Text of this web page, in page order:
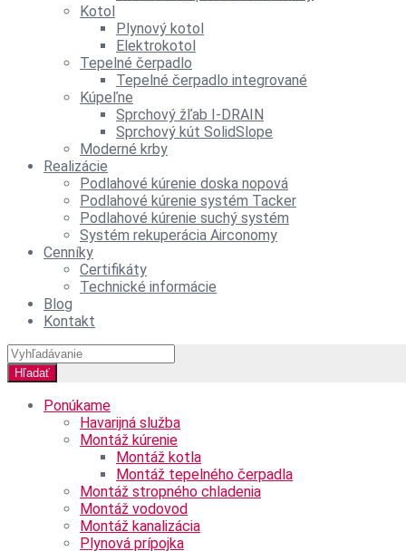
Kotol
Plynový kotol
Elektrokotol
Tepelné čerpadlo
Tepelné čerpadlo integrované
Kúpeľne
Sprchový žľab I-DRAIN
Sprchový kút SolidSlope
Moderné krby
Realizácie
Podlahové kúrenie doska nopová
Podlahové kúrenie systém Tacker
Podlahové kúrenie suchý systém
Systém rekuperácia Airconomy
Cenníky
Certifikáty
Technické informácie
Blog
Kontakt
Ponúkame
Havarijná služba
Montáž kúrenie
Montáž kotla
Montáž tepelného čerpadla
Montáž stropného chladenia
Montáž vodovod
Montáž kanalizácia
Plynová prípojka